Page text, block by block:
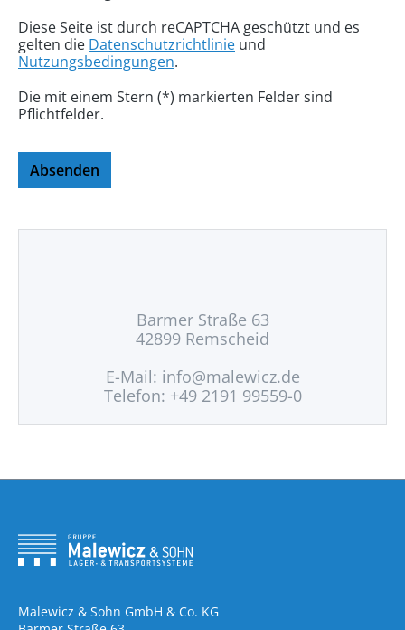
Diese Seite ist durch reCAPTCHA geschützt und es
gelten die Datenschutzrichtlinie und
Nutzungsbedingungen.
Die mit einem Stern (*) markierten Felder sind
Pflichtfelder.
Absenden
Barmer Straße 63
42899 Remscheid
E-Mail: info@malewicz.de
Telefon: +49 2191 99559-0
Malewicz & Sohn GmbH & Co. KG